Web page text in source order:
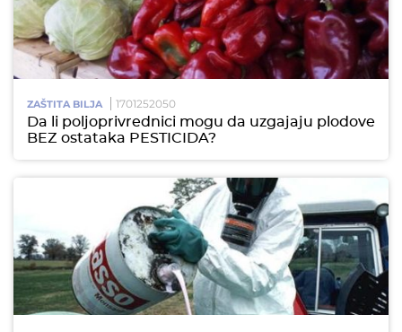
ZAŠTITA BILJA 1701252050
Da li poljoprivrednici mogu da uzgajaju plodove
BEZ ostataka PESTICIDA?